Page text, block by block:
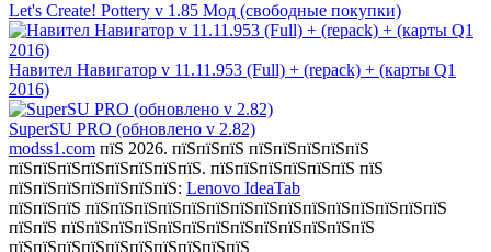
Let's Create! Pottery v 1.85 Мод (свободные покупки)
Навител Навигатор v 11.11.953 (Full) + (repack) + (карты Q1
2016)
SuperSU PRO (обновлено v 2.82)
modss1.com пїЅ 2026. пїЅпїЅпїЅ пїЅпїЅпїЅпїЅпїЅ
пїЅпїЅпїЅпїЅпїЅпїЅпїЅпїЅ. пїЅпїЅпїЅпїЅпїЅпїЅ пїЅ
пїЅпїЅпїЅпїЅпїЅпїЅпїЅ: Lenovo IdeaTab
пїЅпїЅпїЅ пїЅпїЅпїЅпїЅпїЅпїЅпїЅпїЅпїЅпїЅпїЅпїЅпїЅпїЅпїЅ
пїЅпїЅ пїЅпїЅпїЅпїЅпїЅпїЅпїЅпїЅпїЅпїЅпїЅпїЅпїЅ
пїЅпїЅпїЅпїЅпїЅпїЅпїЅпїЅпїЅпїЅ